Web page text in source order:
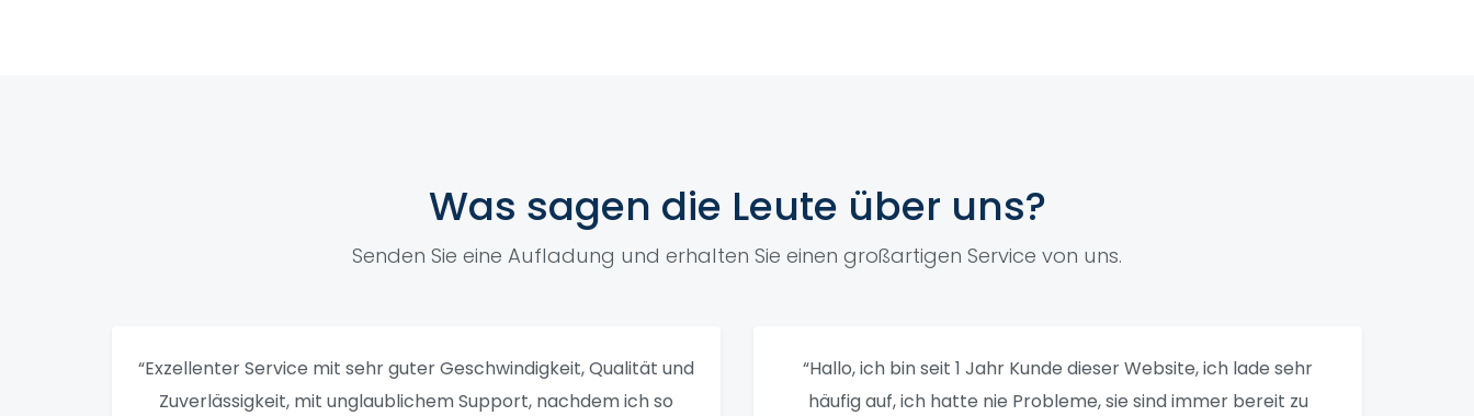
Was sagen die Leute über uns?
Senden Sie eine Aufladung und erhalten Sie einen großartigen Service von uns.
“Exzellenter Service mit sehr guter Geschwindigkeit, Qualität und
Zuverlässigkeit, mit unglaublichem Support, nachdem ich so
“Hallo, ich bin seit 1 Jahr Kunde dieser Website, ich lade sehr
häufig auf, ich hatte nie Probleme, sie sind immer bereit zu